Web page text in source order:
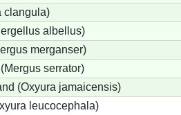
clangula)
albellus)
merganser)
serrator)
(Oxyura jamaicensis)
leucocephala)